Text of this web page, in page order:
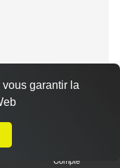
Compte
garantir la